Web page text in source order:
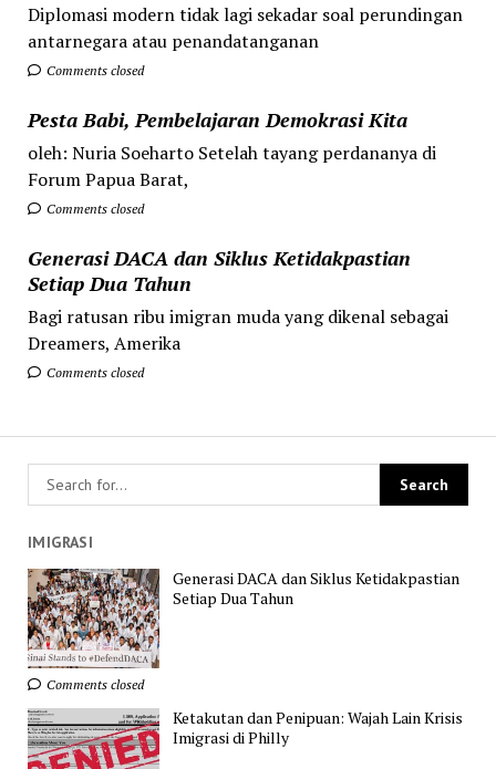
Diplomasi modern tidak lagi sekadar soal perundingan
antarnegara atau penandatanganan
Comments closed
Pesta Babi, Pembelajaran Demokrasi Kita
oleh: Nuria Soeharto Setelah tayang perdananya di
Forum Papua Barat,
Comments closed
Generasi DACA dan Siklus Ketidakpastian
Setiap Dua Tahun
Bagi ratusan ribu imigran muda yang dikenal sebagai
Dreamers, Amerika
Comments closed
IMIGRASI
Generasi DACA dan Siklus Ketidakpastian
Setiap Dua Tahun
Comments closed
Ketakutan dan Penipuan: Wajah Lain Krisis
Imigrasi di Philly